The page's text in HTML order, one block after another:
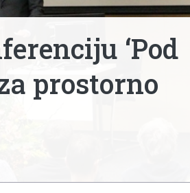
‘Pod
prostorno